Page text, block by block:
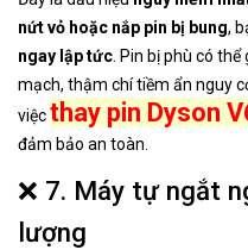
nứt vỏ hoặc nắp pin bị bung,
ngay lập tức . Pin bị phù có
mạch, thậm chí tiềm ẩn nguy
việcthay pin Dyson
đảm bảo an toàn.
❌ 7. Máy tự ngắt
lượng